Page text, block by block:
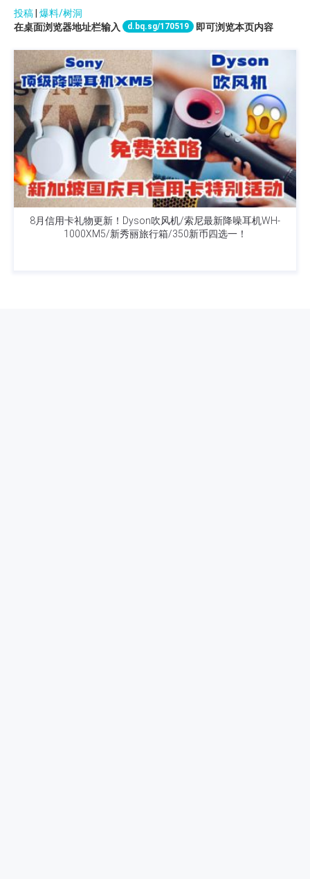
投稿 爆料/树洞
在桌面浏览器地址栏输入
d.bq.sg/170519 即可浏览本页内容
8月信用卡礼物更新！Dyson吹风机/索尼最新降噪耳机WH-
1000XM5/新秀丽旅行箱/350新币四选一！